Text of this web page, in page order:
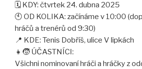
🗓️ KDY: čtvrtek 24. dubna 2025
🕙 OD KOLIKA: začínáme v 10:00
hráčů a trenérů od 9:30)
📍 KDE: Tenis Dobříš, ulice V lipkách
👧🧒 ÚČASTNÍCI:
Všichni nominovaní hráči a hráčky z